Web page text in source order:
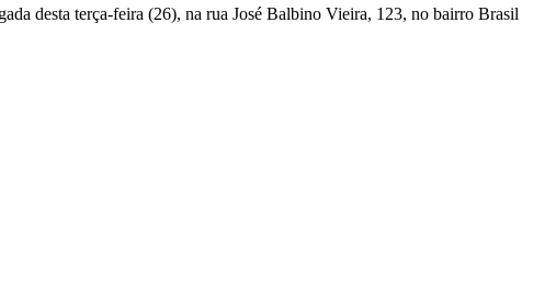
desta terça-feira (26), na rua José Balbino Vieira, 123, no bairro Brasil